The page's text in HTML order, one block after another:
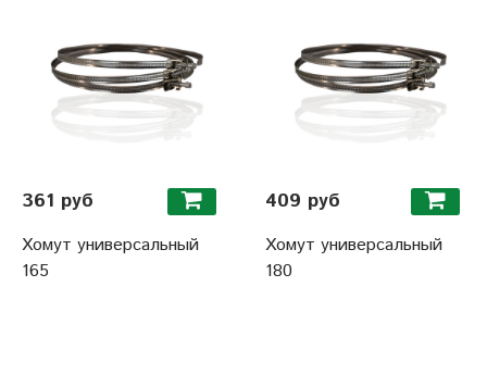
361 руб
Хомут универсальный
165
409 руб
Хомут универсальный
180